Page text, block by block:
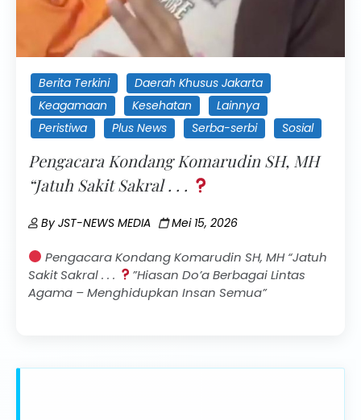
Berita Terkini
Daerah Khusus Jakarta
Keagamaan
Kesehatan
Lainnya
Peristiwa
Plus News Serba-serbi Sosial
Pengacara Kondang Komarudin SH, MH
“Jatuh Sakit Sakral . . .
ByJST-NEWS MEDIA Mei 15, 2026
Pengacara Kondang Komarudin SH, MH “Jatuh
Sakit Sakral . . .
”Hiasan Do’a Berbagai Lintas
Agama – Menghidupkan Insan Semua”